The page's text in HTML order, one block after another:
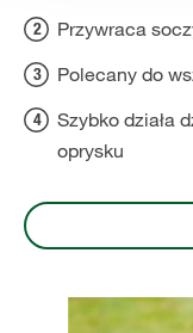
Przywraca
Polecany do
Szybko działa
oprysku